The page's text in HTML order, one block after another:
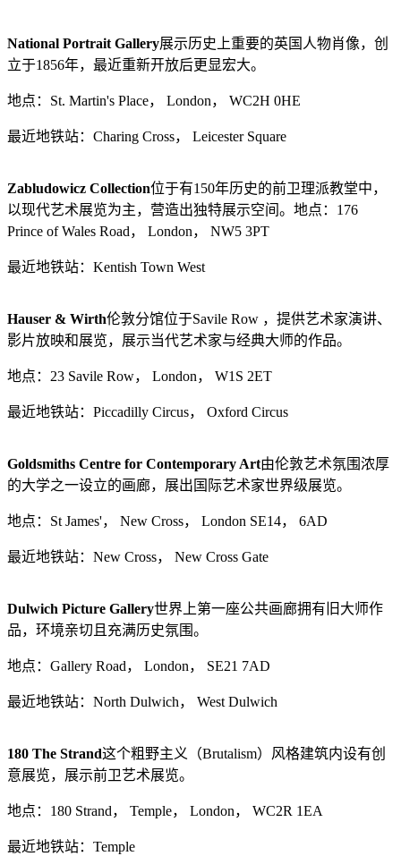
National Portrait Gallery展示历史上重要的英国人物肖像，创
立于1856年，最近重新开放后更显宏大。
地点：St. Martin's Place， London， WC2H 0HE
最近地铁站：Charing Cross， Leicester Square
Zabludowicz Collection位于有150年历史的前卫理派教堂中，
以现代艺术展览为主，营造出独特展示空间。地点：176
Prince of Wales Road， London， NW5 3PT
最近地铁站：Kentish Town West
Hauser & Wirth伦敦分馆位于Savile Row ，提供艺术家演讲、
影片放映和展览，展示当代艺术家与经典大师的作品。
地点：23 Savile Row， London， W1S 2ET
最近地铁站：Piccadilly Circus， Oxford Circus
Goldsmiths Centre for Contemporary Art由伦敦艺术氛围浓厚
的大学之一设立的画廊，展出国际艺术家世界级展览。
地点：St James'， New Cross， London SE14， 6AD
最近地铁站：New Cross， New Cross Gate
Dulwich Picture Gallery世界上第一座公共画廊拥有旧大师作
品，环境亲切且充满历史氛围。
地点：Gallery Road， London， SE21 7AD
最近地铁站：North Dulwich， West Dulwich
180 The Strand这个粗野主义（Brutalism）风格建筑内设有创
意展览，展示前卫艺术展览。
地点：180 Strand， Temple， London， WC2R 1EA
最近地铁站：Temple